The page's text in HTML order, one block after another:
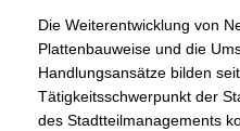
Die Weiterentwicklung von
Plattenbauweise und die
Handlungsansätze bilden
Tätigkeitsschwerpunkt der
des Stadtteilmanagements